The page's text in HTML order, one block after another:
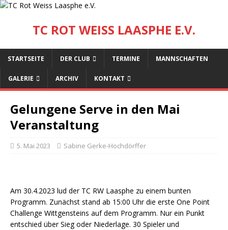
TC ROT WEISS LAASPHE E.V.
STARTSEITE DER CLUB TERMINE MANNSCHAFTEN
GALERIE ARCHIV KONTAKT
Gelungene Serve in den Mai
Veranstaltung
5. Mai 2023 Sabine Gerke-Hochdörffer
Am 30.4.2023 lud der TC RW Laasphe zu einem bunten
Programm. Zunächst stand ab 15:00 Uhr die erste One Point
Challenge Wittgensteins auf dem Programm. Nur ein Punkt
entschied über Sieg oder Niederlage. 30 Spieler und